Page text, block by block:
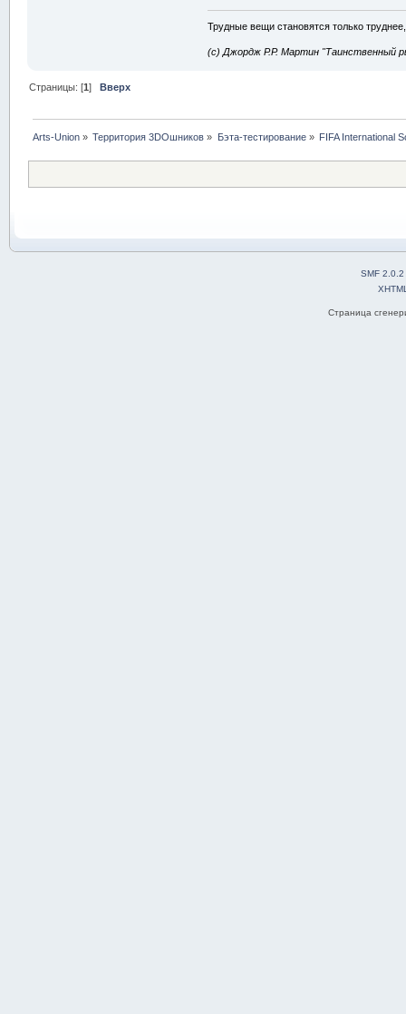
Трудные вещи становятся только
(с) Джордж Р.Р. Мартин "Таинственный
Страницы: [1]Вверх
Arts-Union » Территория 3DOшников » Бэта-тестирование» FIFA International
SMF 2.0.2
Страница